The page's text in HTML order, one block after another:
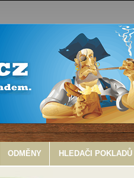
ODMĚNY HLEDAČI POKLADŮ